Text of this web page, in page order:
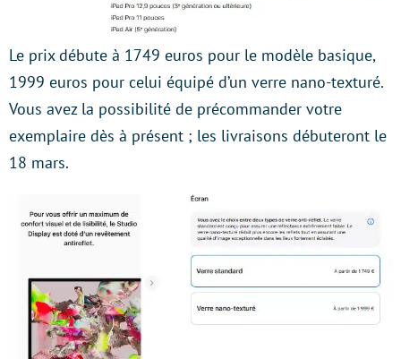
Le prix débute à 1749 euros pour le modèle basique,
1999 euros pour celui équipé d’un verre nano-texturé.
Vous avez la possibilité de précommander votre
exemplaire dès à présent ; les livraisons débuteront le
18 mars.